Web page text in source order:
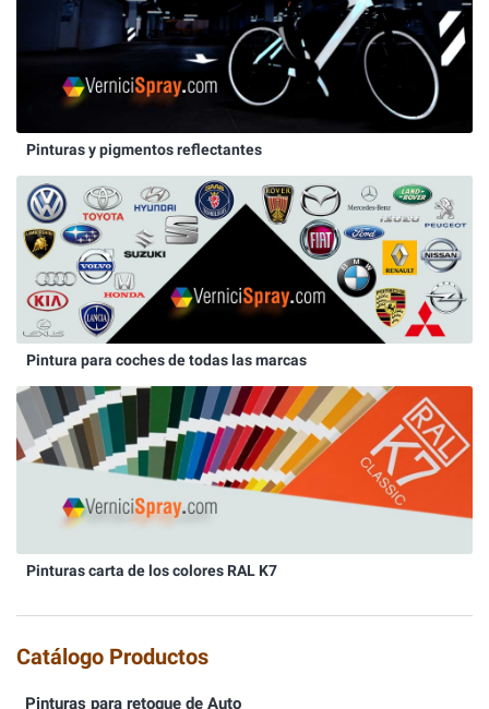
Pinturas y pigmentos reflectantes
Pintura para coches de todas las marcas
Pinturas carta de los colores RAL K7
Catálogo Productos
Pinturas para retoque de Auto